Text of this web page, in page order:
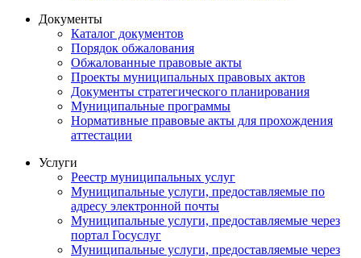
Документы
Каталог документов
Порядок обжалования
Обжалованные правовые акты
Проекты муниципальных правовых актов
Документы стратегического планирования
Муниципальные программы
Нормативные правовые акты для прохождения
аттестации
Услуги
Реестр муниципальных услуг
Муниципальные услуги, предоставляемые по
адресу электронной почты
Муниципальные услуги, предоставляемые через
портал Госуслуг
Муниципальные услуги, предоставляемые через